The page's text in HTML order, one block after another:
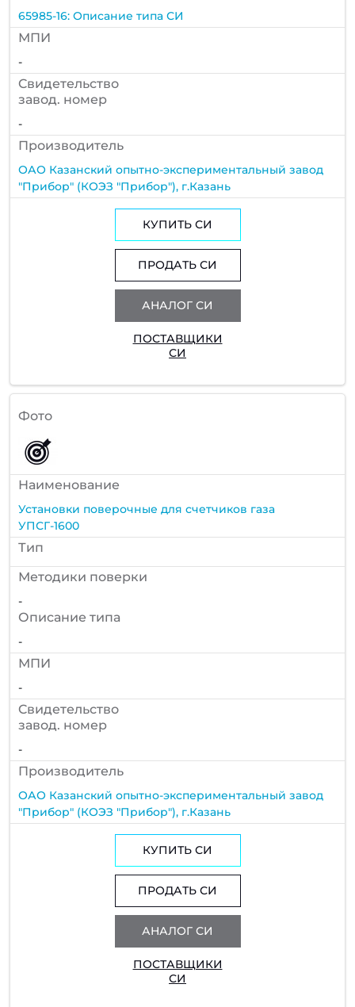
65985-16: Описание типа СИ
МПИ
-
Cвидетельство
завод. номер
-
Производитель
ОАО Казанский опытно-экспериментальный завод
"Прибор" (КОЭЗ "Прибор"), г.Казань
КУПИТЬ СИ
ПРОДАТЬ СИ
АНАЛОГ СИ
ПОСТАВЩИКИ
СИ
Фото
Наименование
Установки поверочные для счетчиков газа
УПСГ-1600
Тип
Методики поверки
-
Описание типа
-
МПИ
-
Cвидетельство
завод. номер
-
Производитель
ОАО Казанский опытно-экспериментальный завод
"Прибор" (КОЭЗ "Прибор"), г.Казань
КУПИТЬ СИ
ПРОДАТЬ СИ
АНАЛОГ СИ
ПОСТАВЩИКИ
СИ